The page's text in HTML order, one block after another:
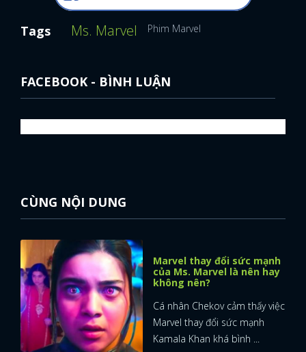
Tags Ms. Marvel Phim Marvel
FACEBOOK - BÌNH LUẬN
CÙNG NỘI DUNG
Marvel thay đổi sức mạnh
của Ms. Marvel là nên hay
không nên?
Cá nhân Chekov cảm thấy việc
Marvel thay đổi sức mạnh
Kamala Khan khá bình ...